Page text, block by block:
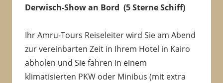
Derwisch-Show an Bord (5 Sterne Schiff)
Ihr Amru-Tours Reiseleiter wird Sie am Abend
zur vereinbarten Zeit in Ihrem Hotel in Kairo
abholen und Sie fahren in einem
klimatisierten PKW oder Minibus (mit extra